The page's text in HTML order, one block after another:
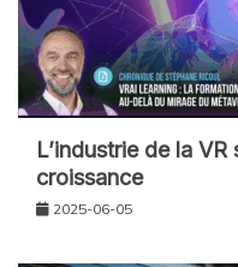
L’industrie de la
croissance
2025-06-05